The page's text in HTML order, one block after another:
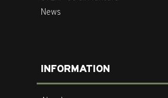
News
INFORMATION